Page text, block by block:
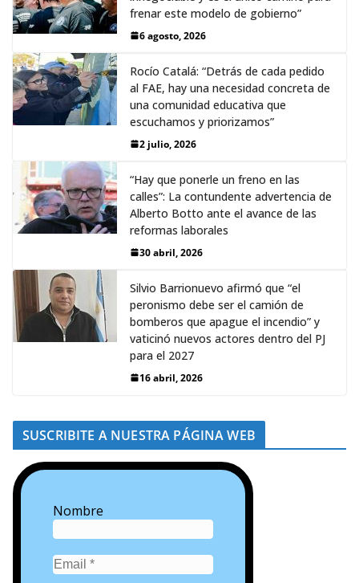
frenar este modelo de gobierno”
6 agosto, 2026
Rocío Catalá: “Detrás de cada pedido
al FAE, hay una necesidad concreta de
una comunidad educativa que
escuchamos y priorizamos”
2 julio, 2026
“Hay que ponerle un freno en las
calles”: La contundente advertencia de
Alberto Botto ante el avance de las
reformas laborales
30 abril, 2026
Silvio Barrionuevo afirmó que “el
peronismo debe ser el camión de
bomberos que apague el incendio” y
vaticinó nuevos actores dentro del PJ
para el 2027
16 abril, 2026
SUSCRIBITE A NUESTRA PÁGINA WEB
Nombre